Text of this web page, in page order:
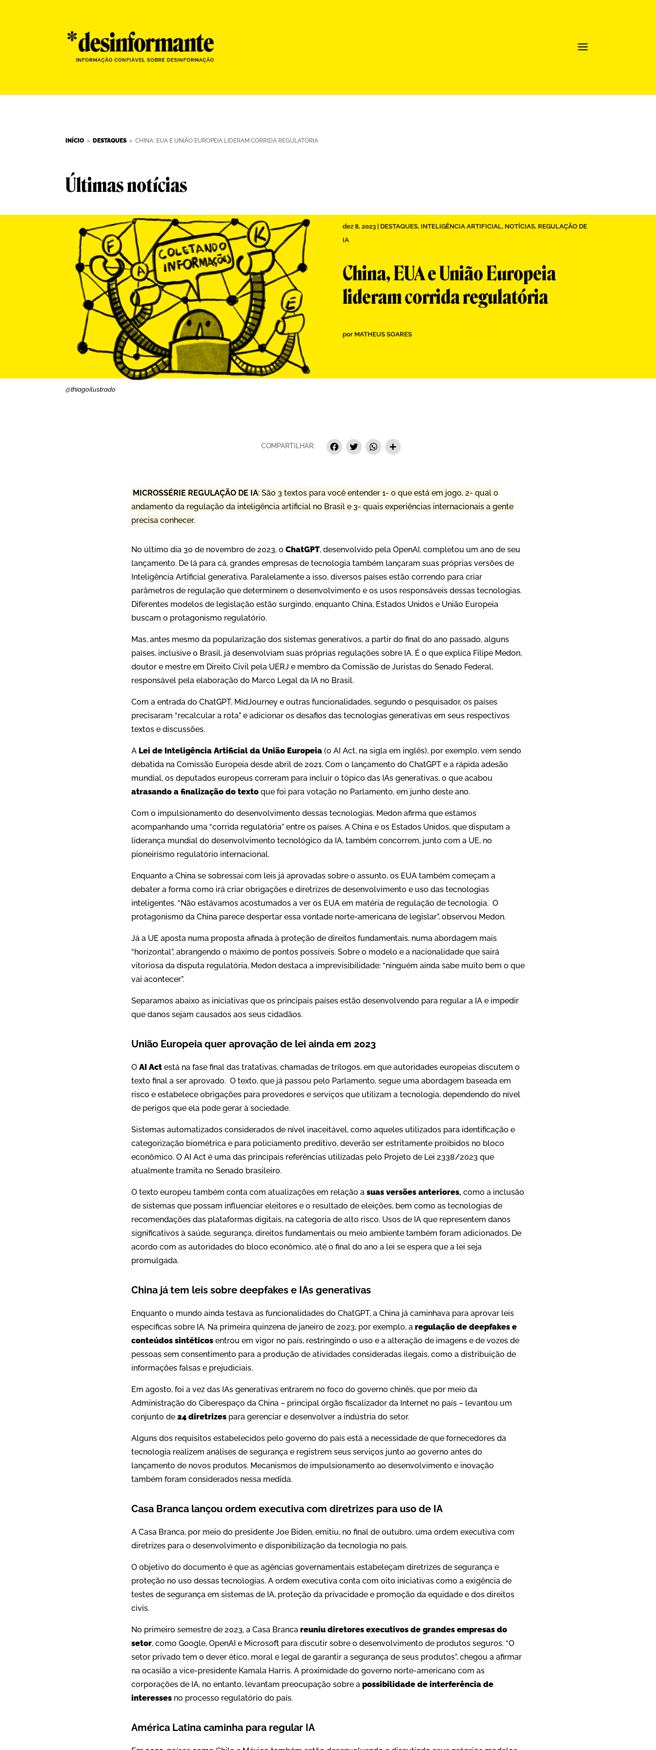
INÍCIO 9 DESTAQUES 9 CHINA, EUA E UNIÃO EUROPEIA LIDERAM CORRIDA REGULATÓRIA
Últimas notícias
@thiagoilustrado
dez 8, 2023| DESTAQUES, INTELIGÊNCIA ARTIFICIAL, NOTÍCIAS, REGULAÇÃO DE
IA
China, EUA e União Europeia
lideram corrida regulatória
por MATHEUS SOARES
COMPARTILHAR: Facebook
Twitter
WhatsApp
MICROSSÉRIE REGULAÇÃO DE IA: São 3 textos para você entender 1- o que está em jogo, 2- qual o
andamento da regulação da inteligência artificial no Brasil e 3- quais experiências internacionais a gente
precisa conhecer.
No último dia 30 de novembro de 2023, o ChatGPT, desenvolvido pela OpenAI, completou um ano de seu
lançamento. De lá para cá, grandes empresas de tecnologia também lançaram suas próprias versões de
Inteligência Artificial generativa. Paralelamente a isso, diversos países estão correndo para criar
parâmetros de regulação que determinem o desenvolvimento e os usos responsáveis dessas tecnologias.
Diferentes modelos de legislação estão surgindo, enquanto China, Estados Unidos e União Europeia
buscam o protagonismo regulatório.
Mas, antes mesmo da popularização dos sistemas generativos, a partir do final do ano passado, alguns
países, inclusive o Brasil, já desenvolviam suas próprias regulações sobre IA. É o que explica Filipe Medon,
doutor e mestre em Direito Civil pela UERJ e membro da Comissão de Juristas do Senado Federal,
responsável pela elaboração do Marco Legal da IA no Brasil.
Com a entrada do ChatGPT, MidJourney e outras funcionalidades, segundo o pesquisador, os países
precisaram “recalcular a rota” e adicionar os desafios das tecnologias generativas em seus respectivos
textos e discussões.
A Lei de Inteligência Artificial da União Europeia(o AI Act, na sigla em inglês), por exemplo, vem sendo
debatida na Comissão Europeia desde abril de 2021. Com o lançamento do ChatGPT e a rápida adesão
mundial, os deputados europeus correram para incluir o tópico das IAs generativas, o que acabou
atrasando a finalização do textoque foi para votação no Parlamento, em junho deste ano.
Com o impulsionamento do desenvolvimento dessas tecnologias, Medon afirma que estamos
acompanhando uma “corrida regulatória” entre os países. A China e os Estados Unidos, que disputam a
liderança mundial do desenvolvimento tecnológico da IA, também concorrem, junto com a UE, no
pioneirismo regulatório internacional.
Enquanto a China se sobressai com leis já aprovadas sobre o assunto, os EUA também começam a
debater a forma como irá criar obrigações e diretrizes de desenvolvimento e uso das tecnologias
inteligentes. “Não estávamos acostumados a ver os EUA em matéria de regulação de tecnologia. O
protagonismo da China parece despertar essa vontade norte-americana de legislar”, observou Medon.
Já a UE aposta numa proposta afinada à proteção de direitos fundamentais, numa abordagem mais
“horizontal”, abrangendo o máximo de pontos possíveis. Sobre o modelo e a nacionalidade que sairá
vitoriosa da disputa regulatória, Medon destaca a imprevisibilidade: “ninguém ainda sabe muito bem o que
vai acontecer”.
Separamos abaixo as iniciativas que os principais países estão desenvolvendo para regular a IA e impedir
que danos sejam causados aos seus cidadãos.
União Europeia quer aprovação de lei ainda em 2023
O AI Actestá na fase final das tratativas, chamadas de trílogos, em que autoridades europeias discutem o
texto final a ser aprovado. O texto, que já passou pelo Parlamento, segue uma abordagem baseada em
risco e estabelece obrigações para provedores e serviços que utilizam a tecnologia, dependendo do nível
de perigos que ela pode gerar à sociedade.
Sistemas automatizados considerados de nível inaceitável, como aqueles utilizados para identificação e
categorização biométrica e para policiamento preditivo, deverão ser estritamente proibidos no bloco
econômico. O AI Act é uma das principais referências utilizadas pelo Projeto de Lei 2338/2023 que
atualmente tramita no Senado brasileiro.
O texto europeu também conta com atualizações em relação a suas versões anteriores, como a inclusão
de sistemas que possam influenciar eleitores e o resultado de eleições, bem como as tecnologias de
recomendações das plataformas digitais, na categoria de alto risco. Usos de IA que representem danos
significativos à saúde, segurança, direitos fundamentais ou meio ambiente também foram adicionados. De
acordo com as autoridades do bloco econômico, até o final do ano a lei se espera que a lei seja
promulgada.
China já tem leis sobre deepfakes e IAs generativas
Enquanto o mundo ainda testava as funcionalidades do ChatGPT, a China já caminhava para aprovar leis
específicas sobre IA. Na primeira quinzena de janeiro de 2023, por exemplo, a regulação de deepfakes e
conteúdos sintéticosentrou em vigor no país, restringindo o uso e a alteração de imagens e de vozes de
pessoas sem consentimento para a produção de atividades consideradas ilegais, como a distribuição de
informações falsas e prejudiciais.
Em agosto, foi a vez das IAs generativas entrarem no foco do governo chinês, que por meio da
Administração do Ciberespaço da China – principal órgão fiscalizador da Internet no país – levantou um
conjunto de 24 diretrizespara gerenciar e desenvolver a indústria do setor.
Alguns dos requisitos estabelecidos pelo governo do país está a necessidade de que fornecedores da
tecnologia realizem análises de segurança e registrem seus serviços junto ao governo antes do
lançamento de novos produtos. Mecanismos de impulsionamento ao desenvolvimento e inovação
também foram considerados nessa medida.
Casa Branca lançou ordem executiva com diretrizes para uso de IA
A Casa Branca, por meio do presidente Joe Biden, emitiu, no final de outubro, uma ordem executiva com
diretrizes para o desenvolvimento e disponibilização da tecnologia no país.
O objetivo do documento é que as agências governamentais estabeleçam diretrizes de segurança e
proteção no uso dessas tecnologias. A ordem executiva conta com oito iniciativas como a exigência de
testes de segurança em sistemas de IA, proteção da privacidade e promoção da equidade e dos direitos
civis.
No primeiro semestre de 2023, a Casa Branca reuniu diretores executivos de grandes empresas do
setor, como Google, OpenAI e Microsoft para discutir sobre o desenvolvimento de produtos seguros. “O
setor privado tem o dever ético, moral e legal de garantir a segurança de seus produtos”, chegou a afirmar
na ocasião a vice-presidente Kamala Harris. A proximidade do governo norte-americano com as
corporações de IA, no entanto, levantam preocupação sobre a possibilidade de interferência de
interessesno processo regulatório do país.
América Latina caminha para regular IA